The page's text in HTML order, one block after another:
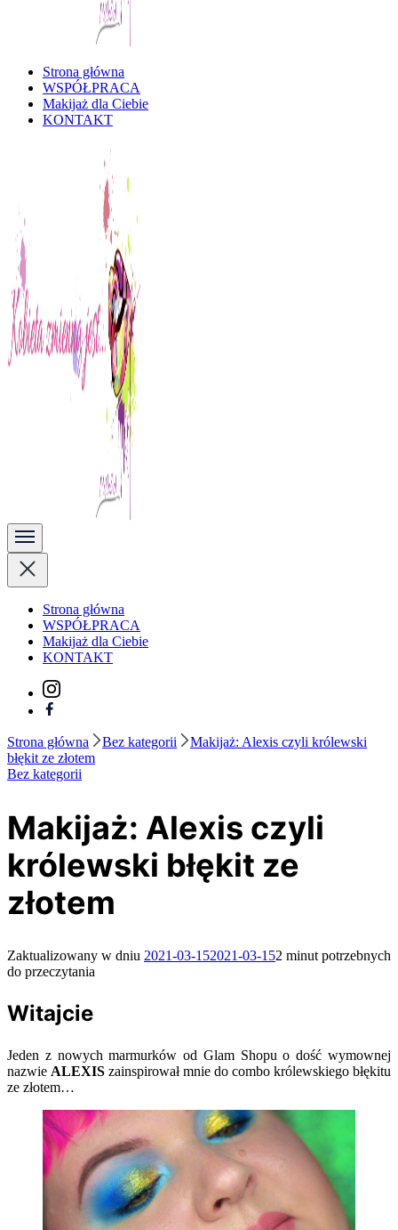
Kobieta Zmienną Jest
Strona główna
WSPÓŁPRACA
Makijaż dla Ciebie
KONTAKT
Kobieta Zmienną Jest
Strona główna
WSPÓŁPRACA
Makijaż dla Ciebie
KONTAKT
Strona główna Bez kategorii
Makijaż: Alexis czyli królewski
błękit ze złotem
Bez kategorii
Makijaż: Alexis czyli
królewski błękit ze
złotem
Zaktualizowany w dniu 2021-03-152021-03-152 minut potrzebnych
do przeczytania
Witajcie
Jeden z nowych marmurków od Glam Shopu o dość wymownej
nazwie ALEXIS zainspirował mnie do combo królewskiego błękitu
ze złotem…